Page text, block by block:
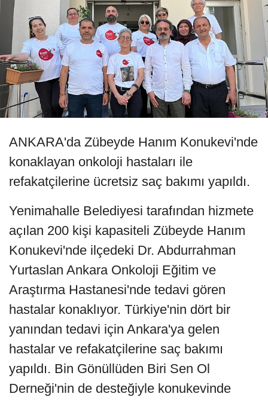
ANKARA'da Zübeyde Hanım Konukevi'nde
konaklayan onkoloji hastaları ile
refakatçilerine ücretsiz saç bakımı yapıldı.
Yenimahalle Belediyesi tarafından hizmete
açılan 200 kişi kapasiteli Zübeyde Hanım
Konukevi'nde ilçedeki Dr. Abdurrahman
Yurtaslan Ankara Onkoloji Eğitim ve
Araştırma Hastanesi'nde tedavi gören
hastalar konaklıyor. Türkiye'nin dört bir
yanından tedavi için Ankara'ya gelen
hastalar ve refakatçilerine saç bakımı
yapıldı. Bin Gönüllüden Biri Sen Ol
Derneği'nin de desteğiyle konukevinde